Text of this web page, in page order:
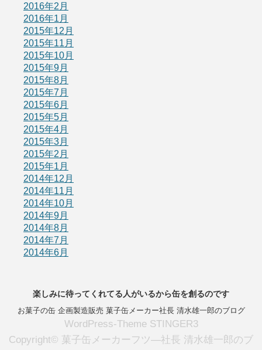
2016年2月
2016年1月
2015年12月
2015年11月
2015年10月
2015年9月
2015年8月
2015年7月
2015年6月
2015年5月
2015年4月
2015年3月
2015年2月
2015年1月
2014年12月
2014年11月
2014年10月
2014年9月
2014年8月
2014年7月
2014年6月
楽しみに待ってくれてる人がいるから缶を創るのです
お菓子の缶 企画製造販売 菓子缶メーカー社長 清水雄一郎のブログ
WordPress-Theme STINGER3
Copyright© 菓子缶メーカーフツ―社長 清水雄一郎のブ